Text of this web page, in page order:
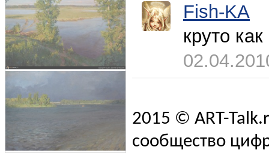
Fish-KA
круто
2015 © ART-
сообщество